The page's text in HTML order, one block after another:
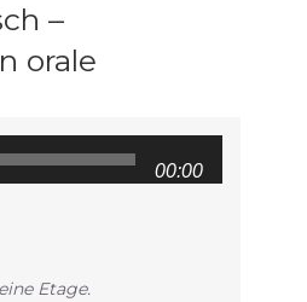
–
orale
00:00
Etage.